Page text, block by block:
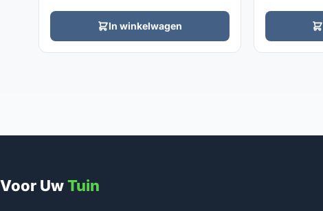
In winkelwagen
Voor UwTuin